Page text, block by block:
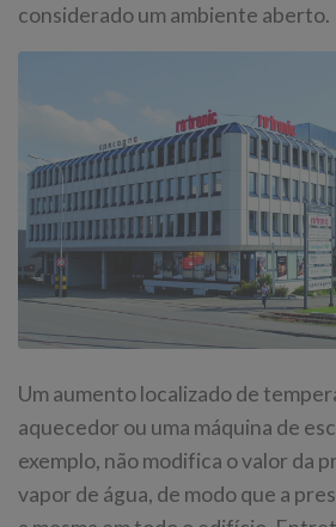
considerado um ambiente aberto.
Um aumento localizado de
aquecedor ou uma máquina de
exemplo, não modifica o valor da
vapor de água, de modo que a